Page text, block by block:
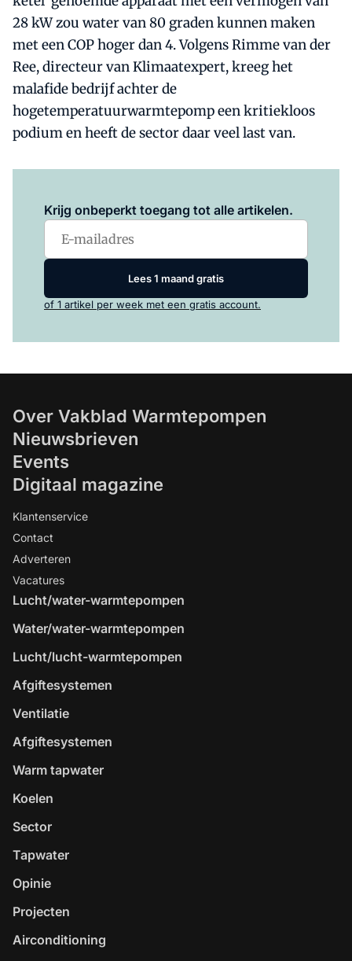
28 kW zou water van 80 graden kunnen maken
met een COP hoger dan 4. Volgens Rimme van der
Ree, directeur van Klimaatexpert, kreeg het
malafide bedrijf achter de
hogetemperatuurwarmtepomp een kritiekloos
podium en heeft de sector daar veel last van.
Krijg onbeperkt toegang tot alle artikelen.
Lees 1 maand gratis
of 1 artikel per week met een gratis account.
Over Vakblad Warmtepompen
Nieuwsbrieven
Events
Digitaal magazine
Klantenservice
Contact
Adverteren
Vacatures
Lucht/water-warmtepompen
Water/water-warmtepompen
Lucht/lucht-warmtepompen
Afgiftesystemen
Ventilatie
Afgiftesystemen
Warm tapwater
Koelen
Sector
Tapwater
Opinie
Projecten
Airconditioning